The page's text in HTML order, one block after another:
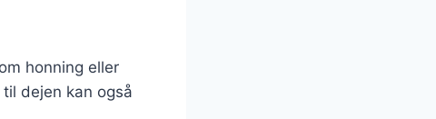
honning eller
dejen kan også